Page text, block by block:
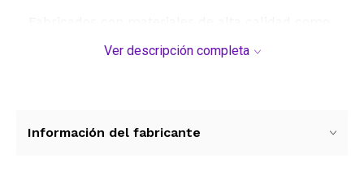
extremadamente ligeros y resistentes a los
antiarañazos garantiza una mayor durabilidad,
Ver descripción completa
Información del fabricante